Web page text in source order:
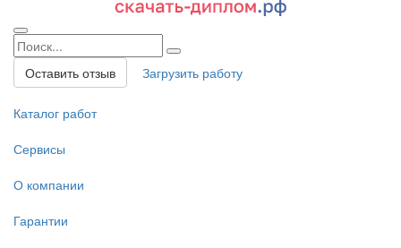
Оставить отзыв Загрузить работу
Каталог работ
Сервисы
О компании
Гарантии